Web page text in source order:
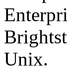
Unix.